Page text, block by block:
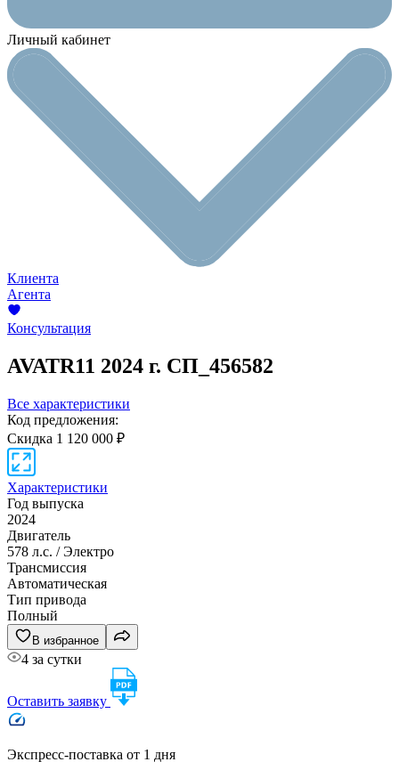
Личный кабинет
Клиента
Агента
Консультация
AVATR11 2024 г. СП_456582
Все характеристики
Код предложения:
Скидка 1 120 000 ₽
Характеристики
Год выпуска
2024
Двигатель
578 л.с. / Электро
Трансмиссия
Автоматическая
Тип привода
Полный
В избранное
4 за сутки
Оставить заявку
Экспресс-поставка от 1 дня